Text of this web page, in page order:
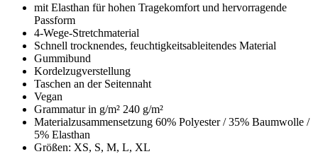
mit Elasthan für hohen Tragekomfort und hervorragende
Passform
4-Wege-Stretchmaterial
Schnell trocknendes, feuchtigkeitsableitendes Material
Gummibund
Kordelzugverstellung
Taschen an der Seitennaht
Vegan
Grammatur in g/m² 240 g/m²
Materialzusammensetzung 60% Polyester / 35% Baumwolle /
5% Elasthan
Größen: XS, S, M, L, XL